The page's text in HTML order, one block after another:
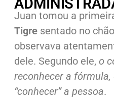
Juan tomou a
Tigre sentado no
observava
dele. Segundo ele, o
reconhecer a
“conhecer” a pessoa.